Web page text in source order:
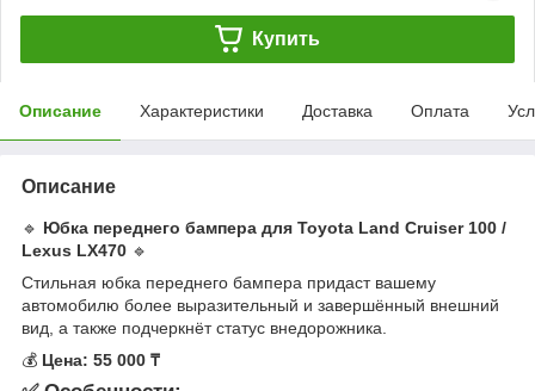
Купить
Описание Характеристики Доставка Оплата
Описание
🔹 Юбка переднего бампера для Toyota Land Cruiser 100 /
Lexus LX470 🔹
Стильная юбка переднего бампера придаст вашему
автомобилю более выразительный и завершённый внешний
вид, а также подчеркнёт статус внедорожника.
💰 Цена: 55 000 ₸